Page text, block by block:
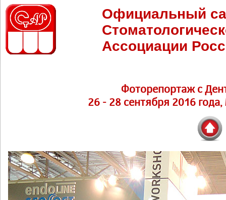
Официальный
Ассоциации
Фоторепортаж с
26 - 28 сентября 2016